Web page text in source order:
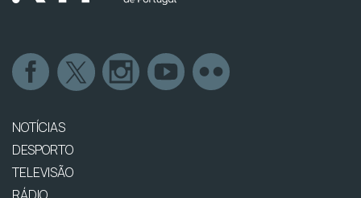
NOTÍCIAS
DESPORTO
TELEVISÃO